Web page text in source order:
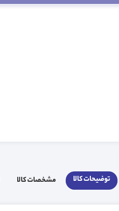
توضیحات کالا مشخصات کالا